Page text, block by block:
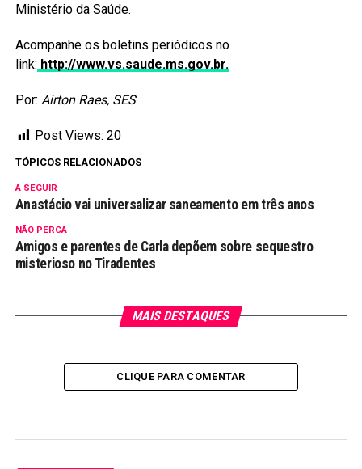
Ministério da Saúde.
Acompanhe os boletins periódicos no
link: http://www.vs.saude.ms.gov.br.
Por: Airton Raes, SES
Post Views: 20
TÓPICOS RELACIONADOS
A SEGUIR
Anastácio vai universalizar saneamento em três anos
NÃO PERCA
Amigos e parentes de Carla depõem sobre sequestro
misterioso no Tiradentes
MAIS DESTAQUES
CLIQUE PARA COMENTAR